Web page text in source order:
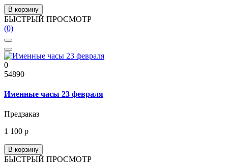
В корзину
БЫСТРЫЙ ПРОСМОТР
(0)
0
54890
Именные часы 23 февраля
Предзаказ
1 100 р
В корзину
БЫСТРЫЙ ПРОСМОТР